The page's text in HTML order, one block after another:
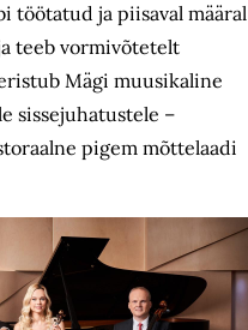
töötatud ja piisaval määral
teeb vormivõtetelt
Mägi muusikaline
sissejuhatustele –
pigem mõttelaadi